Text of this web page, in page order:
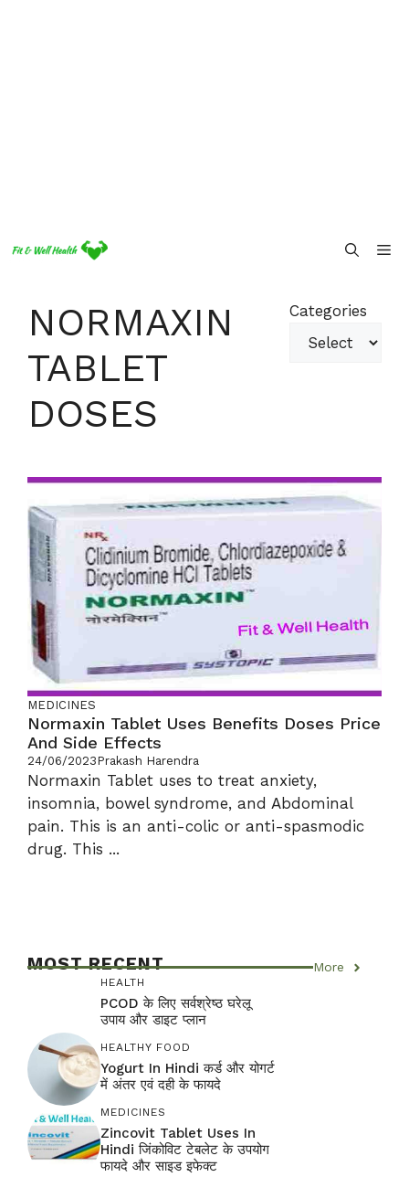
NORMAXIN
TABLET
DOSES
Categories
MEDICINES
Normaxin Tablet Uses Benefits Doses Price
And Side Effects
24/06/2023Prakash Harendra
Normaxin Tablet uses to treat anxiety,
insomnia, bowel syndrome, and Abdominal
pain. This is an anti-colic or anti-spasmodic
drug. This ...
MOST RECENT More
HEALTH
PCOD के लिए सर्वश्रेष्ठ घरेलू
उपाय और डाइट प्लान
HEALTHY FOOD
Yogurt In Hindi कर्ड और योगर्ट
में अंतर एवं दही के फायदे
MEDICINES
Zincovit Tablet Uses In
Hindi जिंकोविट टेबलेट के उपयोग
फायदे और साइड इफेक्ट